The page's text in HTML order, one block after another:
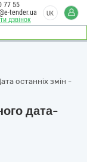
дзвінок
77 55
tender.ua
UK
останніх змін -
дата-